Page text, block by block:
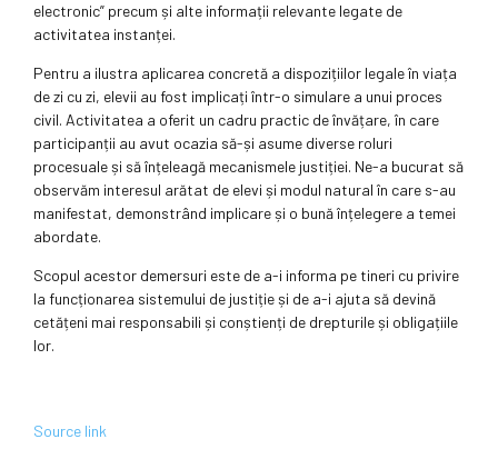
electronic” precum și alte informații relevante legate de
activitatea instanței.
Pentru a ilustra aplicarea concretă a dispozițiilor legale în viața
de zi cu zi, elevii au fost implicați într-o simulare a unui proces
civil. Activitatea a oferit un cadru practic de învățare, în care
participanții au avut ocazia să-și asume diverse roluri
procesuale și să înțeleagă mecanismele justiției. Ne-a bucurat să
observăm interesul arătat de elevi și modul natural în care s-au
manifestat, demonstrând implicare și o bună înțelegere a temei
abordate.
Scopul acestor demersuri este de a-i informa pe tineri cu privire
la funcționarea sistemului de justiție și de a-i ajuta să devină
cetățeni mai responsabili și conștienți de drepturile și obligațiile
lor.
Source link